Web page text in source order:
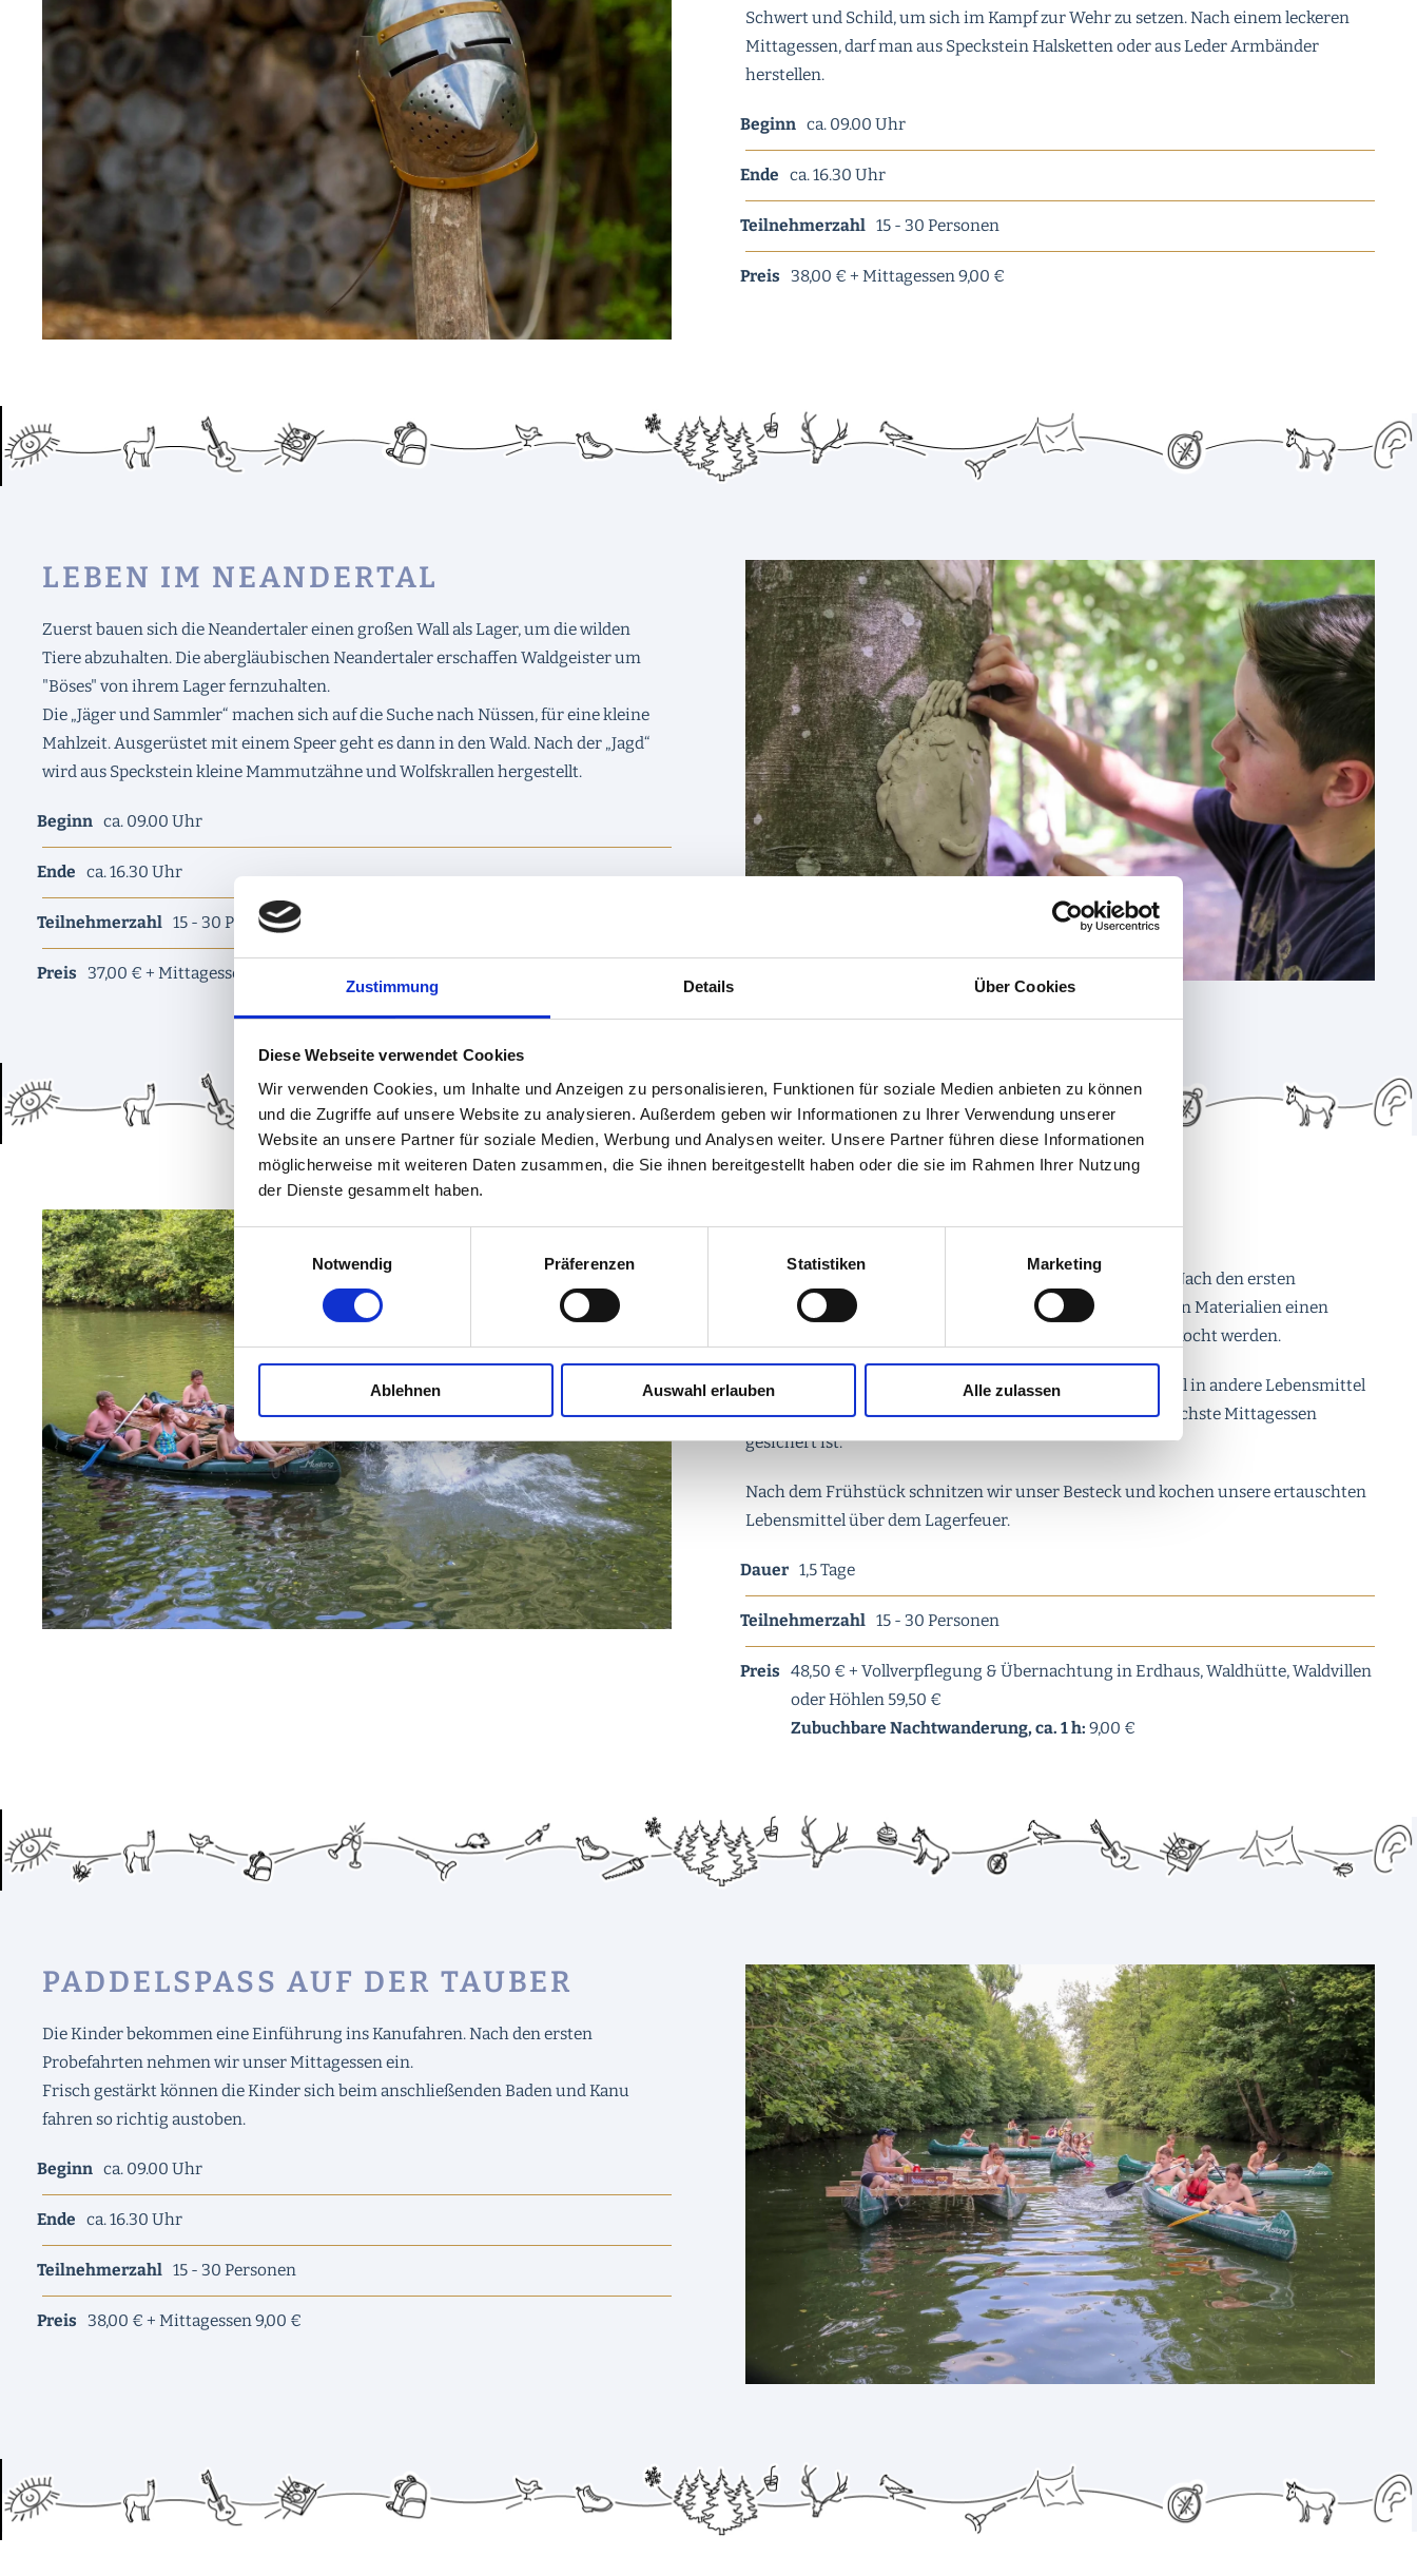
Zustimmung Details Über Cookies
Diese Webseite verwendet Cookies
Wir verwenden Cookies, um Inhalte und Anzeigen zu personalisieren, Funktionen für soziale Medien anbieten zu können
und die Zugriffe auf unsere Website zu analysieren. Außerdem geben wir Informationen zu Ihrer Verwendung unserer
Website an unsere Partner für soziale Medien, Werbung und Analysen weiter. Unsere Partner führen diese Informationen
möglicherweise mit weiteren Daten zusammen, die Sie ihnen bereitgestellt haben oder die sie im Rahmen Ihrer Nutzung
der Dienste gesammelt haben.
Einwilligungsauswahl
Notwendig
Präferenzen Statistiken Marketing
Ablehnen Auswahl erlauben Alle zulassen
Schwert und Schild, um sich im Kampf zur Wehr zu setzen. Nach einem leckeren
Mittagessen, darf man aus Speckstein Halsketten oder aus Leder Armbänder
herstellen.
Beginn ca. 09.00 Uhr
Ende ca. 16.30 Uhr
Teilnehmerzahl 15 - 30 Personen
Preis 38,00 € + Mittagessen 9,00 €
LEBEN IM NEANDERTAL
Zuerst bauen sich die Neandertaler einen großen Wall als Lager, um die wilden
Tiere abzuhalten. Die abergläubischen Neandertaler erschaffen Waldgeister um
"Böses" von ihrem Lager fernzuhalten.
Die „Jäger und Sammler“ machen sich auf die Suche nach Nüssen, für eine kleine
Mahlzeit. Ausgerüstet mit einem Speer geht es dann in den Wald. Nach der „Jagd“
wird aus Speckstein kleine Mammutzähne und Wolfskrallen hergestellt.
Beginn ca. 09.00 Uhr
Ende ca. 16.30 Uhr
Teilnehmerzahl 15 - 30 Personen
Preis 37,00 € + Mittagessen 9,00 €
ROBINSON CRUSOE
Die Kinder bekommen eine Einführung ins Kanufahren. Nach den ersten
Probefahrten bauen wir aus zwei Kanus und verschiedenen Materialien einen
Katamaran. Das Mittagessen kann auf dem Katamaran gekocht werden.
Während der Wanderung zum Waldschulheim sollen Äpfel in andere Lebensmittel
(Spaghetti/Tomatensoße) getauscht werden, damit das nächste Mittagessen
gesichert ist.
Nach dem Frühstück schnitzen wir unser Besteck und kochen unsere ertauschten
Lebensmittel über dem Lagerfeuer.
Dauer 1,5 Tage
Teilnehmerzahl 15 - 30 Personen
Preis
48,50 € + Vollverpflegung & Übernachtung in Erdhaus, Waldhütte, Waldvillen
oder Höhlen 59,50 €
Zubuchbare Nachtwanderung, ca. 1 h: 9,00 €
PADDELSPASS AUF DER TAUBER
Die Kinder bekommen eine Einführung ins Kanufahren. Nach den ersten
Probefahrten nehmen wir unser Mittagessen ein.
Frisch gestärkt können die Kinder sich beim anschließenden Baden und Kanu
fahren so richtig austoben.
Beginn ca. 09.00 Uhr
Ende ca. 16.30 Uhr
Teilnehmerzahl 15 - 30 Personen
Preis 38,00 € + Mittagessen 9,00 €